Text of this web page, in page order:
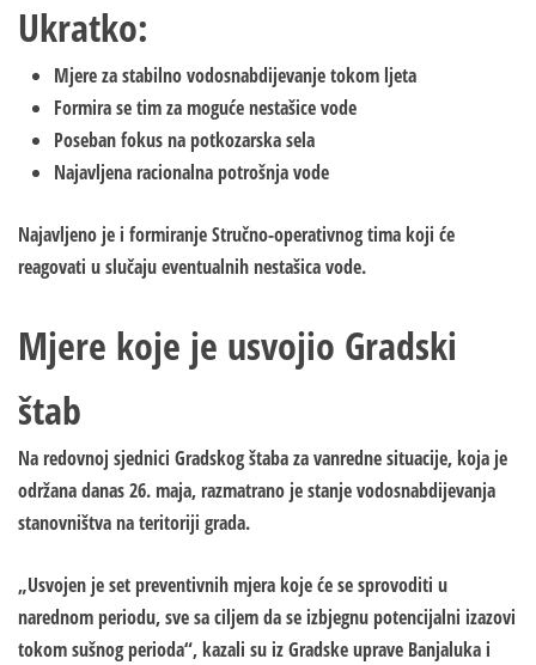
Ukratko:
Mjere za stabilno vodosnabdijevanje tokom ljeta
Formira se tim za moguće nestašice vode
Poseban fokus na potkozarska sela
Najavljena racionalna potrošnja vode
Najavljeno je i formiranje Stručno-operativnog tima koji će
reagovati u slučaju eventualnih nestašica vode.
Mjere koje je usvojio Gradski
štab
Na redovnoj sjednici Gradskog štaba za vanredne situacije, koja je
održana danas 26. maja, razmatrano je stanje vodosnabdijevanja
stanovništva na teritoriji grada.
„Usvojen je set preventivnih mjera koje će se sprovoditi u
narednom periodu, sve sa ciljem da se izbjegnu potencijalni izazovi
tokom sušnog perioda“, kazali su iz Gradske uprave Banjaluka i